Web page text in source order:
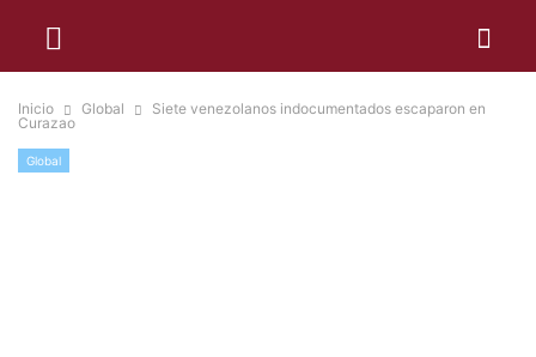
Inicio Global
Siete venezolanos indocumentados escaparon en
Curazao
Global